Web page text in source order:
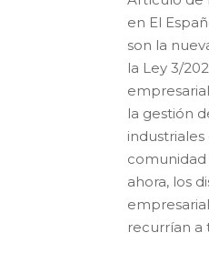
en El
son la
la Ley 3/
la gestión
ahora, los
recurrían a